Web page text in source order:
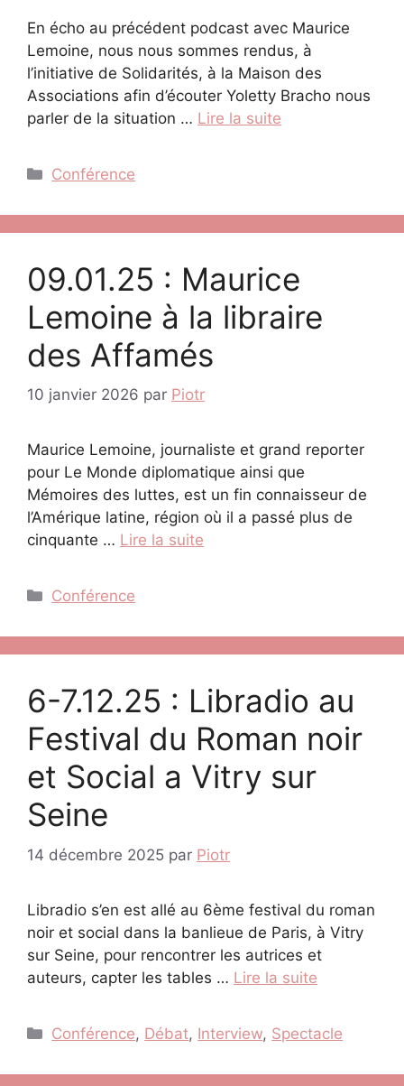
En écho au précédent podcast avec Maurice
Lemoine, nous nous sommes rendus, à
l’initiative de Solidarités, à la Maison des
Associations afin d’écouter Yoletty Bracho nous
parler de la situation … Lire la suite
Catégories
Conférence
09.01.25 : Maurice
Lemoine à la libraire
des Affamés
10 janvier 2026 par Piotr
Maurice Lemoine, journaliste et grand reporter
pour Le Monde diplomatique ainsi que
Mémoires des luttes, est un fin connaisseur de
l’Amérique latine, région où il a passé plus de
cinquante … Lire la suite
Catégories
Conférence
6-7.12.25 : Libradio au
Festival du Roman noir
et Social a Vitry sur
Seine
14 décembre 2025 par Piotr
Libradio s’en est allé au 6ème festival du roman
noir et social dans la banlieue de Paris, à Vitry
sur Seine, pour rencontrer les autrices et
auteurs, capter les tables … Lire la suite
Catégories
Conférence, Débat, Interview, Spectacle